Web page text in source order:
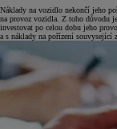
Náklady na vozidlo nekončí jeho
na provoz vozidla. Z toho důvodu
investovat po celou dobu jeho
a s náklady na pořízení souvysející